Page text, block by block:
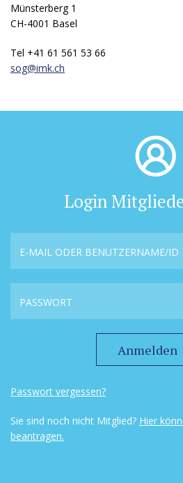
Münsterberg 1
CH-4001 Basel
Tel +41 61 561 53 66
sog@imk.ch
Login
Passwort vergessen?
Sie sind noch nicht Mitglied? Hier
beantragen.